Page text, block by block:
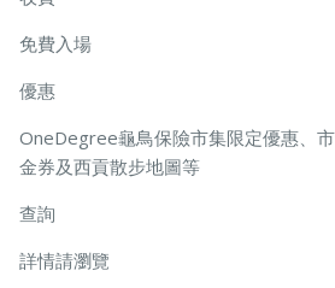
免費入場
優惠
OneDegree龜鳥保險市集限定優惠、
金券及西貢散步地圖等
查詢
詳情請瀏覽